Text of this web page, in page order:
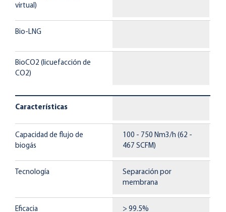
virtual)
Bio-LNG
BioCO2 (licuefacción de
CO2)
Características
Capacidad de flujo de
biogás
Tecnología
Eficacia
100 - 750 Nm3/h (62 -
467 SCFM)
Separación por
membrana
> 99.5%